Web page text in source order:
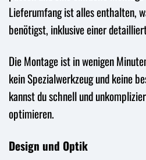
Lieferumfang ist alles enthalten,
benötigst, inklusive einer
Die Montage ist in wenigen
kein Spezialwerkzeug und keine
kannst du schnell und
optimieren.
Design und Optik